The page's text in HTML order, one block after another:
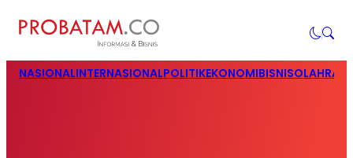
NASIONALINTERNASIONALPOLITIKEKONOMIBISNIS